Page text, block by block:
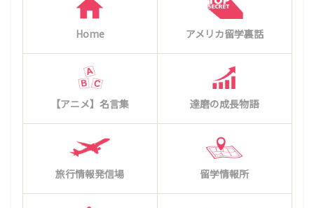
Home アメリカ留学裏話
【アニメ】名言集 達磨の成長物語
旅行情報発信場 留学情報所